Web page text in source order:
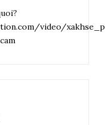
video/